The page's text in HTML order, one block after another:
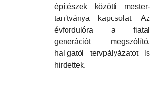
építészek közötti mester-
tanítványa kapcsolat. Az
évfordulóra a fiatal
generációt megszólító,
hallgatói tervpályázatot is
hirdettek.